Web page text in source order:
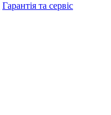
Гарантія та сервіс